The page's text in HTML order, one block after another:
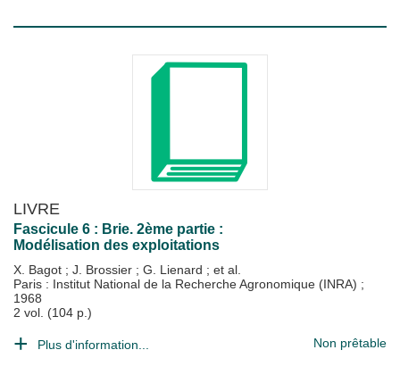
LIVRE
Fascicule 6 : Brie. 2ème partie :
Modélisation des exploitations
X. Bagot ; J. Brossier ; G. Lienard ; et al.
Paris : Institut National de la Recherche Agronomique (INRA) ;
1968
2 vol. (104 p.)
Plus d'information... Non prêtable